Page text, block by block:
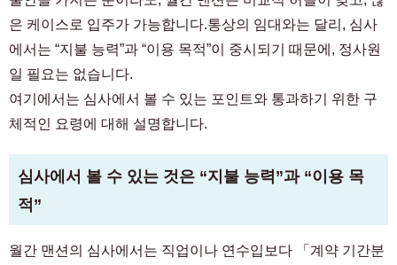
은 케이스로 입주가 가능합니다.통상의 임대와는 달리, 심사
에서는 “지불 능력”과 “이용 목적”이 중시되기 때문에, 정사원
일 필요는 없습니다.
여기에서는 심사에서 볼 수 있는 포인트와 통과하기 위한 구
체적인 요령에 대해 설명합니다.
심사에서 볼 수 있는 것은 “지불 능력”과 “이용 목
적”
월간 맨션의 심사에서는 직업이나 연수입보다 「계약 기간분